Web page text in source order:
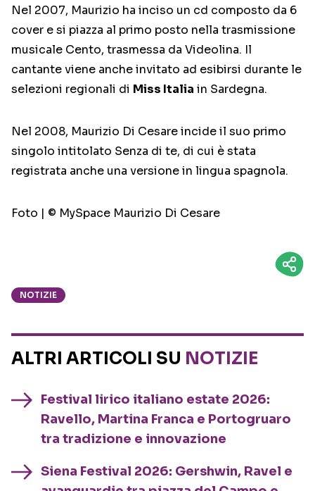
Nel 2007, Maurizio ha inciso un cd composto da 6
cover e si piazza al primo posto nella trasmissione
musicale Cento, trasmessa da Videolina. Il
cantante viene anche invitato ad esibirsi durante le
selezioni regionali di Miss Italia in Sardegna.
Nel 2008, Maurizio Di Cesare incide il suo primo
singolo intitolato Senza di te, di cui è stata
registrata anche una versione in lingua spagnola.
Foto | © MySpace Maurizio Di Cesare
NOTIZIE
ALTRI ARTICOLI SU NOTIZIE
Festival lirico italiano estate 2026:
Ravello, Martina Franca e Portogruaro
tra tradizione e innovazione
Siena Festival 2026: Gershwin, Ravel e